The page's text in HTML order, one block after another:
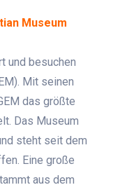
Museum
und besuchen
Mit seinen
das größte
Das Museum
steht seit dem
Eine große
aus dem